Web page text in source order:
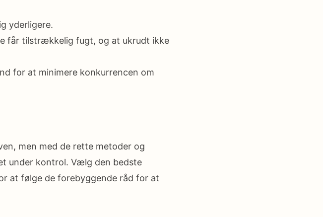
yderligere.
får tilstrækkelig fugt, og at ukrudt ikke
for at minimere konkurrencen om
men med de rette metoder og
under kontrol. Vælg den bedste
at følge de forebyggende råd for at